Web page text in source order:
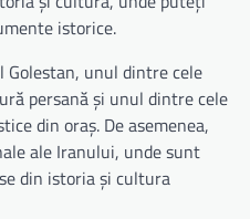
istorice.
unul dintre cele
persană și unul dintre cele
din oraș. De asemenea,
ale Iranului, unde sunt
din istoria și cultura